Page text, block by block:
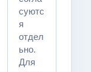
суютс
я
отдел
ьно.
Для